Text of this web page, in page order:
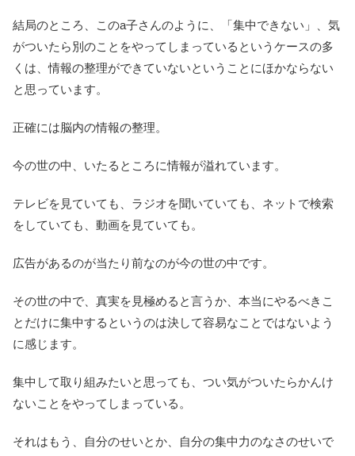
結局のところ、このa子さんのように、「集中できない」、気
がついたら別のことをやってしまっているというケースの多
くは、情報の整理ができていないということにほかならない
と思っています。
正確には脳内の情報の整理。
今の世の中、いたるところに情報が溢れています。
テレビを見ていても、ラジオを聞いていても、ネットで検索
をしていても、動画を見ていても。
広告があるのが当たり前なのが今の世の中です。
その世の中で、真実を見極めると言うか、本当にやるべきこ
とだけに集中するというのは決して容易なことではないよう
に感じます。
集中して取り組みたいと思っても、つい気がついたらかんけ
ないことをやってしまっている。
それはもう、自分のせいとか、自分の集中力のなさのせいで